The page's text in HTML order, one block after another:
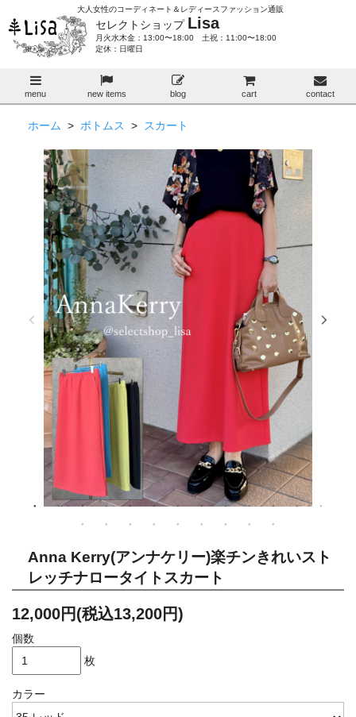
大人女性のコーディネート＆レディースファッション通販
セレクトショップ Lisa
月火水木金：13:00〜18:00 土祝：11:00〜18:00
定休：日曜日
menu new items blog cart contact
ホーム > ボトムス > スカート
Anna Kerry(アンナケリー)楽チンきれいスト
レッチナロータイトスカート
12,000円(税込13,200円)
個数
枚
カラー